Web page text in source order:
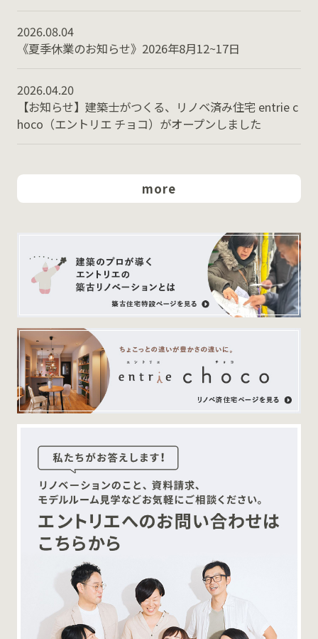
2026.08.04
《夏季休業のお知らせ》2026年8月12~17日
2026.04.20
【お知らせ】建築士がつくる、リノベ済み住宅 entrie c
hoco（エントリエ チョコ）がオープンしました
more